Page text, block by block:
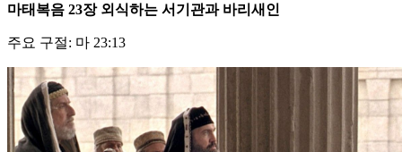
마태복음 23장 외식하는 서기관과 바리새인
주요 구절: 마 23:13